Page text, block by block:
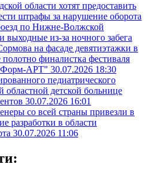
области хотят предоставить
штрафы за нарушение оборота
по Нижне-Волжской
выходные из-за ночного забега
на фасаде девятиэтажки в
финалистка фестиваля
АРТ" 30.07.2026 18:30
педиатрического
областной детской больнице
30.07.2026 16:01
со всей страны привезли в
разработки в области
30.07.2026 11:06